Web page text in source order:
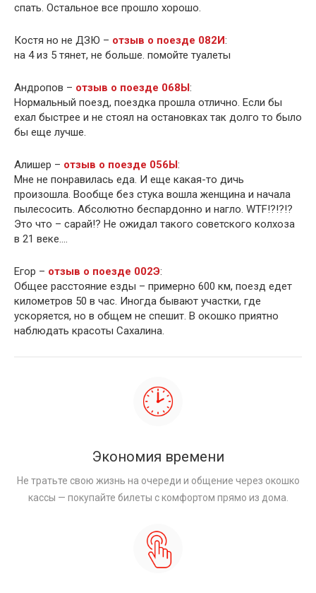
спать. Остальное все прошло хорошо.
Костя но не ДЗЮ – отзыв о поезде 082И:
на 4 из 5 тянет, не больше. помойте туалеты
Андропов – отзыв о поезде 068Ы:
Нормальный поезд, поездка прошла отлично. Если бы
ехал быстрее и не стоял на остановках так долго то было
бы еще лучше.
Алишер – отзыв о поезде 056Ы:
Мне не понравилась еда. И еще какая-то дичь
произошла. Вообще без стука вошла женщина и начала
пылесосить. Абсолютно беспардонно и нагло. WTF!?!?!?
Это что – сарай!? Не ожидал такого советского колхоза
в 21 веке….
Егор – отзыв о поезде 002Э:
Общее расстояние езды – примерно 600 км, поезд едет
километров 50 в час. Иногда бывают участки, где
ускоряется, но в общем не спешит. В окошко приятно
наблюдать красоты Сахалина.
Экономия времени
Не тратьте свою жизнь на очереди и общение через окошко
кассы — покупайте билеты с комфортом прямо из дома.